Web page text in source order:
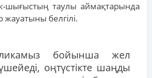
шығыстың таулы аймақтарында
белгілі.
бойынша жел
оңтүстікте шаңды